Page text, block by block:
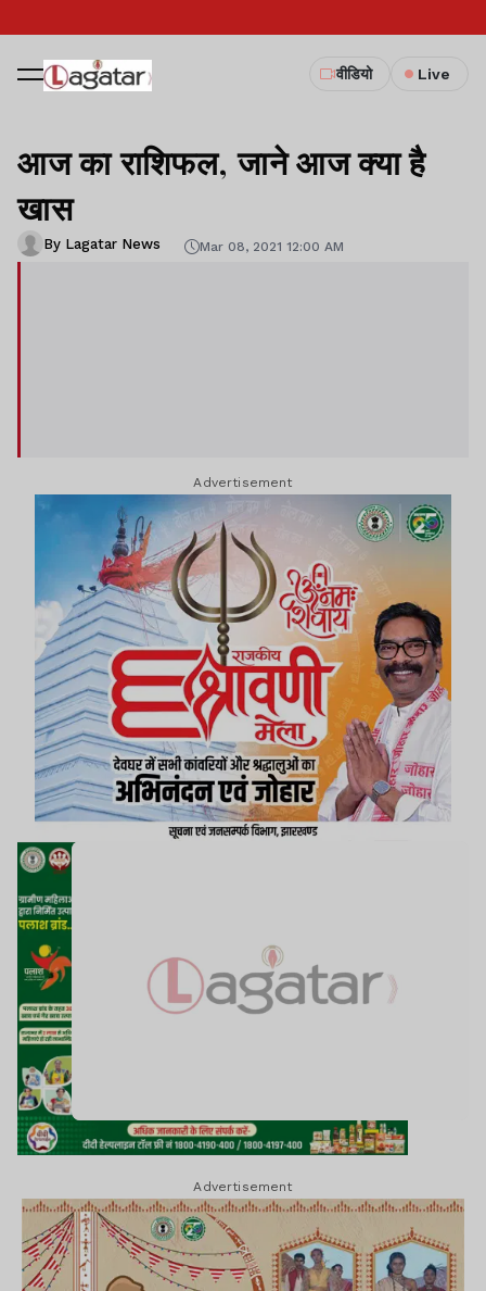
वीडियो Live
आज का राशिफल, जाने आज क्या है
खास
By Lagatar News Mar 08, 2021 12:00 AM
Advertisement
Advertisement